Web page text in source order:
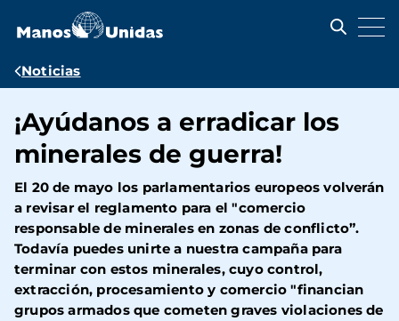
contenido
Ruta
navegación
Noticias
¡Ayúdanos a erradicar los
minerales de guerra!
El 20 de mayo los parlamentarios europeos volverán
a revisar el reglamento para el "comercio
responsable de minerales en zonas de conflicto”.
Todavía puedes unirte a nuestra campaña para
terminar con estos minerales, cuyo control,
extracción, procesamiento y comercio "financian
grupos armados que cometen graves violaciones de